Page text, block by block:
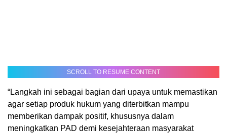
SCROLL TO RESUME CONTENT
“Langkah ini sebagai bagian dari upaya untuk memastikan
agar setiap produk hukum yang diterbitkan mampu
memberikan dampak positif, khususnya dalam
meningkatkan PAD demi kesejahteraan masyarakat